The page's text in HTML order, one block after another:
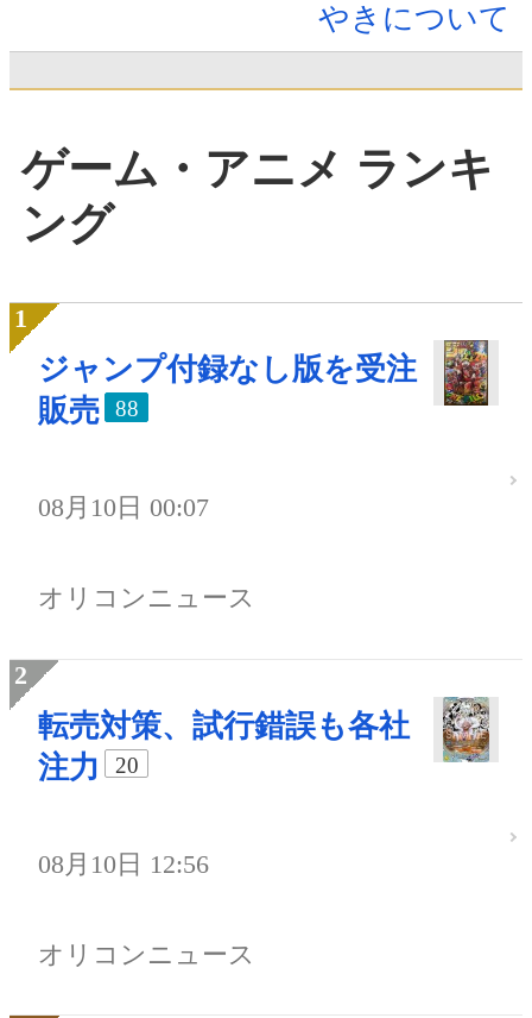
やきについて
ゲーム・アニメ ランキ
ング
ジャンプ付録なし版を受注
販売
88
08月10日 00:07
オリコンニュース
転売対策、試行錯誤も各社
注力
20
08月10日 12:56
オリコンニュース